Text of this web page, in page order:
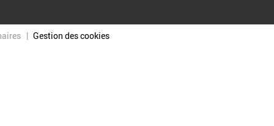
Gestion des cookies